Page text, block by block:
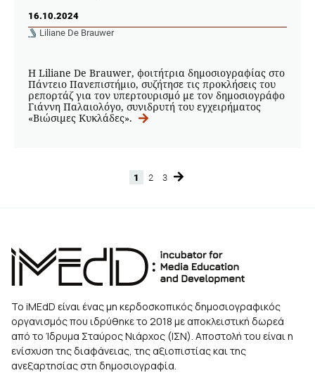
16.10.2024
Liliane De Brauwer
Η Liliane De Brauwer, φοιτήτρια δημοσιογραφίας στο
Πάντειο Πανεπιστήμιο, συζήτησε τις προκλήσεις του
ρεπορτάζ για τον υπερτουρισμό με τον δημοσιογράφο
Γιάννη Παλαιολόγο, συνιδρυτή του εγχειρήματος
«Βιώσιμες Κυκλάδες».
Page
1 Page
2 Page
3
Το iMEdD είναι ένας μη κερδοσκοπικός δημοσιογραφικός
οργανισμός που ιδρύθηκε το 2018 με αποκλειστική δωρεά
από το Ίδρυμα Σταύρος Νιάρχος (ΙΣΝ). Αποστολή του είναι η
ενίσχυση της διαφάνειας, της αξιοπιστίας και της
ανεξαρτησίας στη δημοσιογραφία.